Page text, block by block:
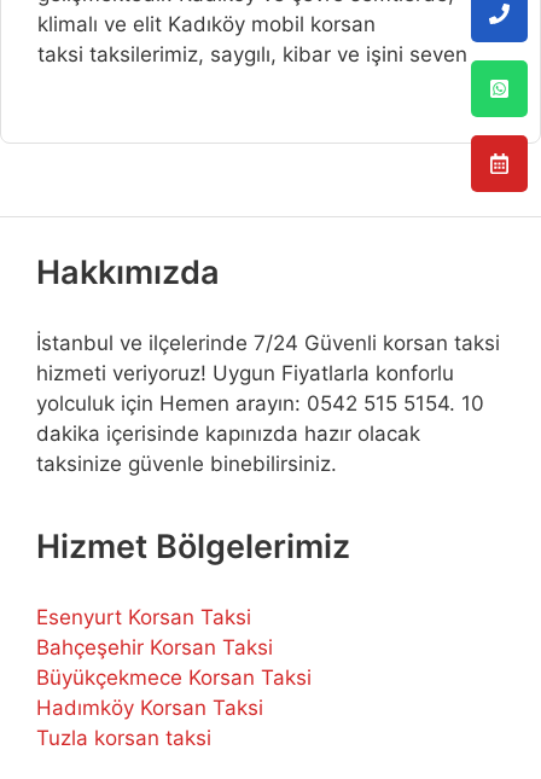
klimalı ve elit Kadıköy mobil korsan
taksi taksilerimiz, saygılı, kibar ve işini seven
Hakkımızda
İstanbul ve ilçelerinde 7/24 Güvenli korsan taksi
hizmeti veriyoruz! Uygun Fiyatlarla konforlu
yolculuk için Hemen arayın: 0542 515 5154. 10
dakika içerisinde kapınızda hazır olacak
taksinize güvenle binebilirsiniz.
Hizmet Bölgelerimiz
Esenyurt Korsan Taksi
Bahçeşehir Korsan Taksi
Büyükçekmece Korsan Taksi
Hadımköy Korsan Taksi
Tuzla korsan taksi